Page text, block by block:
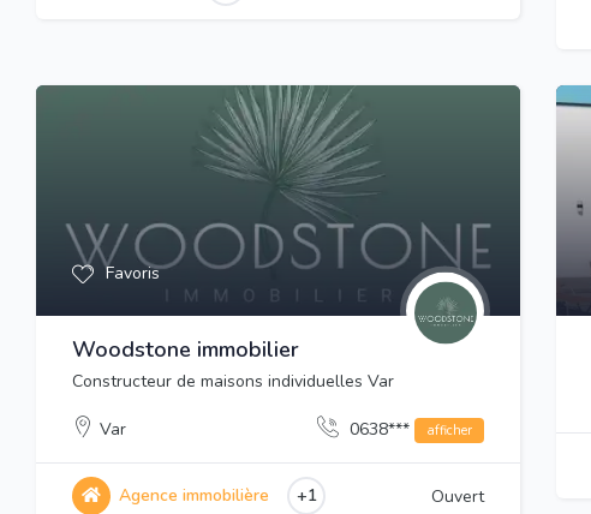
Favoris
Woodstone immobilier
Constructeur de maisons individuelles Var
Var 0638*** afficher
Agence immobilière +1 Ouvert